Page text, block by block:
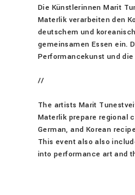
Die Künstlerinnen Marit
Materlik verarbeiten den
deutschem und
gemeinsamen Essen ein.
Performancekunst und
//
The artists Marit
Materlik prepare regional
German, and Korean
This event also also
into performance art and